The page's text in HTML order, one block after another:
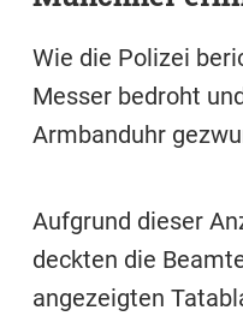
Wie die Polizei
Messer bedroht
Armbanduhr
Aufgrund dieser
deckten die
angezeigten